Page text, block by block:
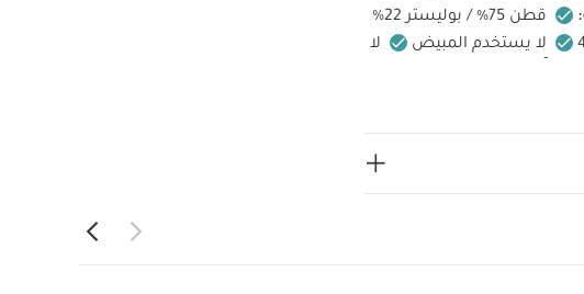
قطن 75% / بوليستر 22%
لا يستخدم المبيض
لا